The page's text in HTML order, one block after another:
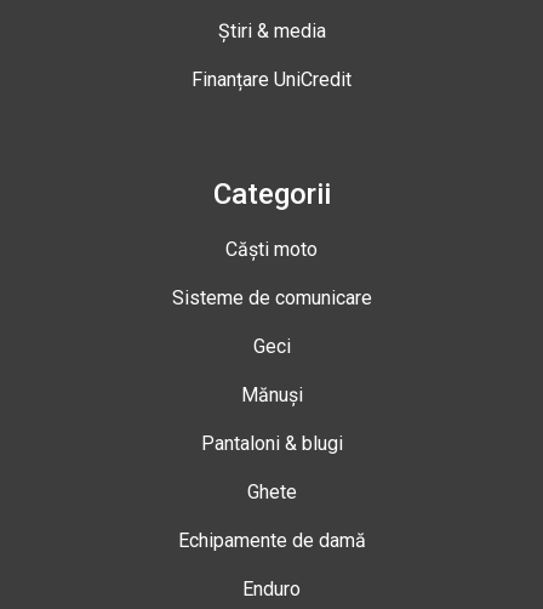
Știri & media
Finanțare UniCredit
Categorii
Căști moto
Sisteme de comunicare
Geci
Mănuși
Pantaloni & blugi
Ghete
Echipamente de damă
Enduro